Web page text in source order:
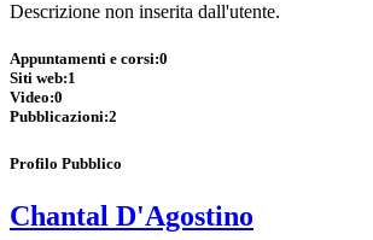
Descrizione non inserita dall'utente.
Appuntamenti e corsi:0
Siti web:1
Video:0
Pubblicazioni:2
Profilo Pubblico
Chantal D'Agostino